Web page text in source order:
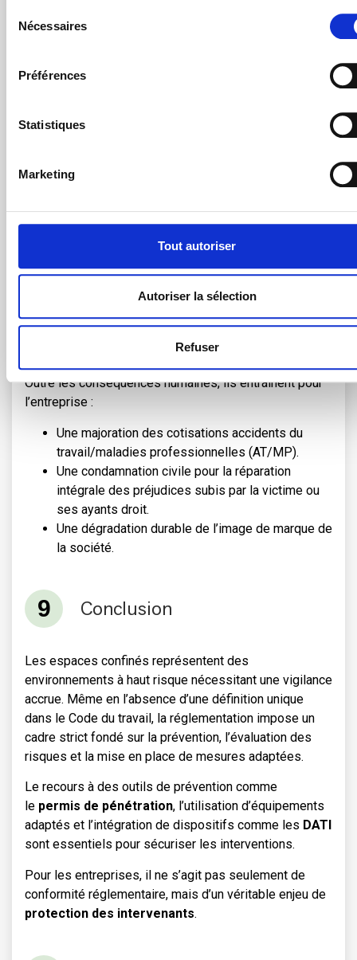
Nécessaires
Préférences
Statistiques
Marketing
Tout autoriser
Autoriser la sélection
Refuser
(jusqu’à 10 000 € par salarié concerné) et des
que l’employeur avait ou aurait dû avoir
nécessaires.
voire mortels :
Intoxication
Outre les conséquences humaines, ils entraînent pour
l’entreprise :
Une majoration des cotisations accidents du
travail/maladies professionnelles (AT/MP).
Une condamnation civile pour la réparation
intégrale des préjudices subis par la victime ou
ses ayants droit.
Une dégradation durable de l’image de marque de
la société.
Conclusion
Les espaces confinés représentent des
environnements à haut risque nécessitant une vigilance
accrue. Même en l’absence d’une définition unique
dans le Code du travail, la réglementation impose un
cadre strict fondé sur la prévention, l’évaluation des
risques et la mise en place de mesures adaptées.
Le recours à des outils de prévention comme
le permis de pénétration, l’utilisation d’équipements
adaptés et l’intégration de dispositifs comme les DATI
sont essentiels pour sécuriser les interventions.
Pour les entreprises, il ne s’agit pas seulement de
conformité réglementaire, mais d’un véritable enjeu de
protection des intervenants.